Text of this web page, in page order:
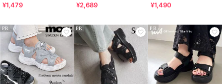
風 エスパドリーユ
¥1,479 ¥2,689 ¥1,490
PR PR PR